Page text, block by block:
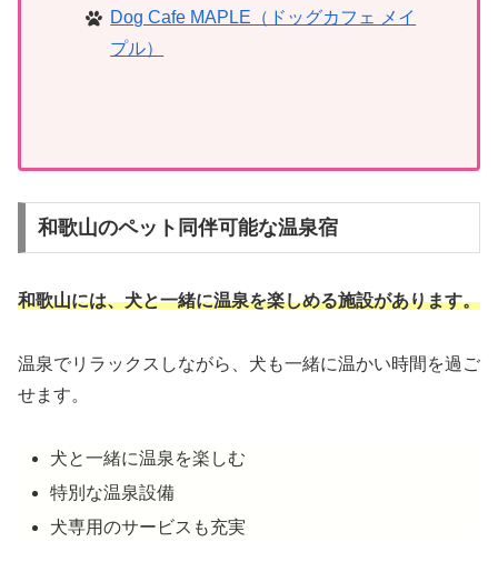
Dog Cafe MAPLE（ドッグカフェ メイ
プル）
和歌山のペット同伴可能な温泉宿
和歌山には、犬と一緒に温泉を楽しめる施設があります。
温泉でリラックスしながら、犬も一緒に温かい時間を過ご
せます。
犬と一緒に温泉を楽しむ
特別な温泉設備
犬専用のサービスも充実